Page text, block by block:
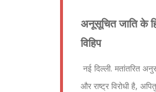
अनूसूचित जाति के
विहिप
नई दिल्ली. मतांतरित
और राष्ट्र विरोधी है,